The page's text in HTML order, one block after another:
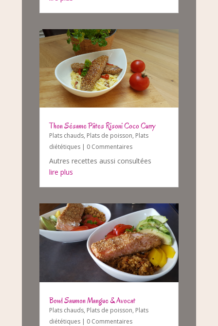
Thon Sésame Pâtes Risoni Coco Curry
Plats chauds, Plats de poisson, Plats
diététiques| 0 Commentaires
Autres recettes aussi consultées
lire plus
Bowl Saumon Mangue & Avocat
Plats chauds, Plats de poisson, Plats
diététiques| 0 Commentaires